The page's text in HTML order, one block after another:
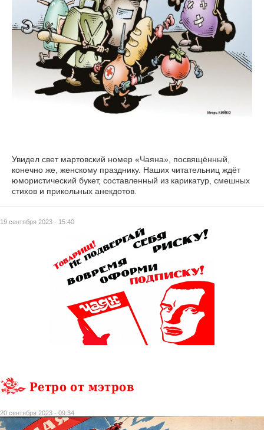
19 сентября 2023 - 15:40
Увидел свет мартовский номер «Чаяна», посвящённый,
конечно же, женскому празднику. Наших читательниц ждёт
юмористический букет, составленный из карикатур, смешных
стихов и прикольных анекдотов.
Ретро от мэтров
20 сентября 2023 - 09:34